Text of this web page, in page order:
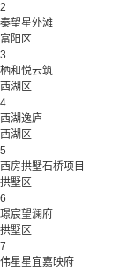
2
秦望星外滩
富阳区
3
栖和悦云筑
西湖区
4
西湖逸庐
西湖区
5
西房拱墅石桥项目
拱墅区
6
璟宸望澜府
拱墅区
7
伟星星宜嘉映府